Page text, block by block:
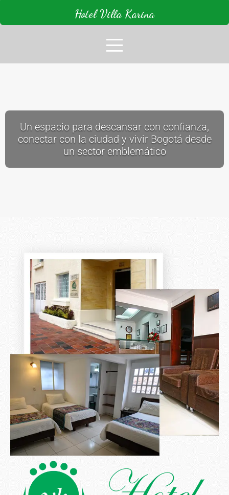
Hotel Villa Karina
Un espacio para descansar con confianza,
conectar con la ciudad y vivir Bogotá desde
un sector emblemático